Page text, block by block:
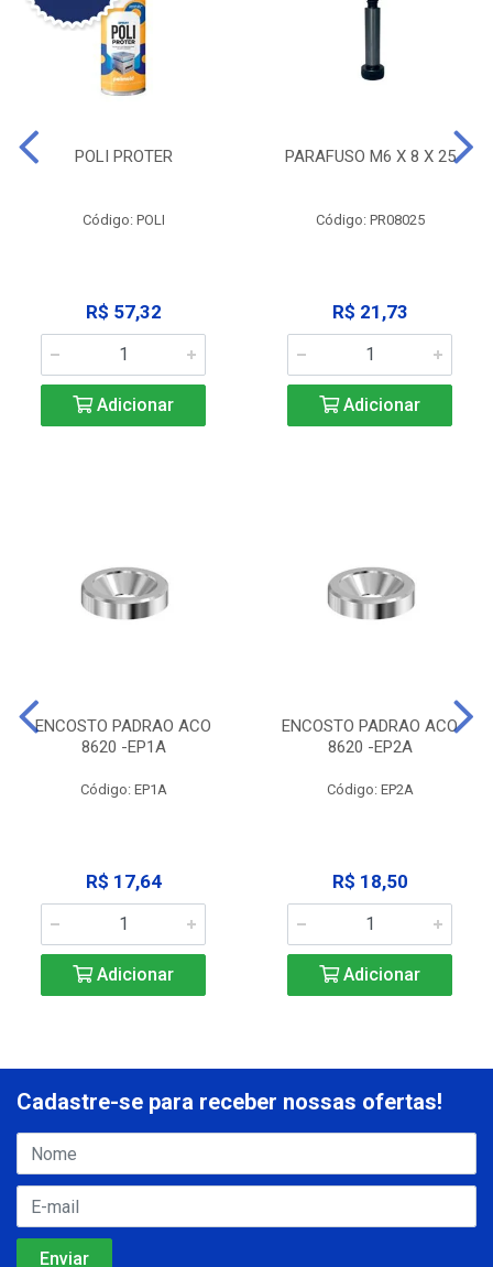
POLI PROTER
Código: POLI
R$ 57,32
Adicionar
PARAFUSO M6 X 8 X 25
Código: PR08025
R$ 21,73
Adicionar
ENCOSTO PADRAO ACO
8620 -EP1A
Código: EP1A
R$ 17,64
Adicionar
ENCOSTO PADRAO ACO
8620 -EP2A
Código: EP2A
R$ 18,50
Adicionar
Cadastre-se para receber nossas ofertas!